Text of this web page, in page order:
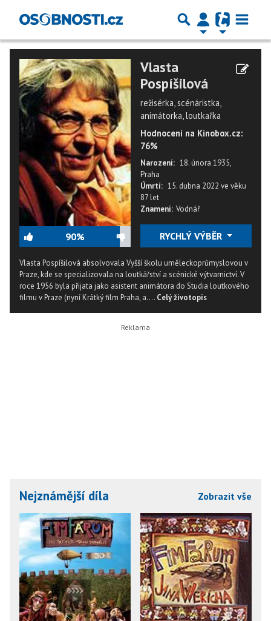
90%
Vlasta
Pospíšilová
režisérka, scénáristka,
animátorka, loutkařka
Hodnocení na Kinobox.cz:
76%
Narození: 18. února 1935,
Praha
Úmrtí: 15. dubna 2022 ve věku
87 let
Znamení: Vodnář
RYCHLÝ VÝBĚR
Vlasta Pospíšilová absolvovala Vyšší školu uměleckoprůmyslovou v
Praze, kde se specializovala na loutkářství a scénické výtvarnictví. V
roce 1956 byla přijata jako asistent animátora do Studia loutkového
filmu v Praze (nyní Krátký film Praha, a.... Celý životopis
Nejznámější díla Zobrazit vše